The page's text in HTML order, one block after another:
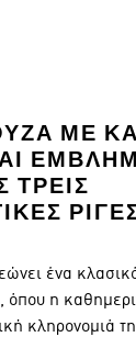
ΜΕ
ΤΡΕΙΣ
ένα
η
κληρονομιά